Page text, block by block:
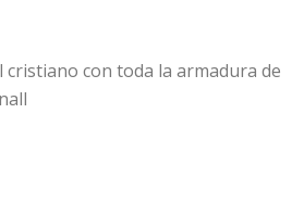
cristiano con toda la armadura de